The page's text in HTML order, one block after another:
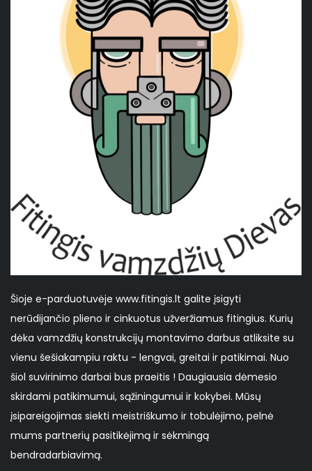
Šioje e-parduotuvėje www.fitingis.lt galite įsigyti
nerūdijančio plieno ir cinkuotus užveržiamus fitingius. Kurių
dėka vamzdžių konstrukcijų montavimo darbus atliksite su
vienu šešiakampiu raktu - lengvai, greitai ir patikimai. Nuo
šiol suvirinimo darbai bus praeitis ! Daugiausia dėmesio
skirdami patikimumui, sąžiningumui ir kokybei. Mūsų
įsipareigojimas siekti meistriškumo ir tobulėjimo, pelnė
mums partnerių pasitikėjimą ir sėkmingą
bendradarbiavimą.